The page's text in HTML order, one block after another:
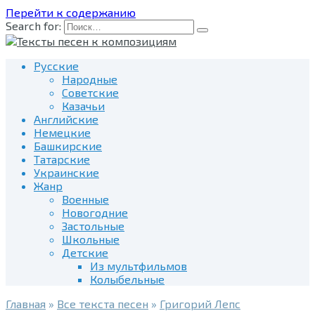
Перейти к содержанию
Search for:
Русские
Народные
Советские
Казачьи
Английские
Немецкие
Башкирские
Татарские
Украинские
Жанр
Военные
Новогодние
Застольные
Школьные
Детские
Из мультфильмов
Колыбельные
Главная » Все текста песен » Григорий Лепс